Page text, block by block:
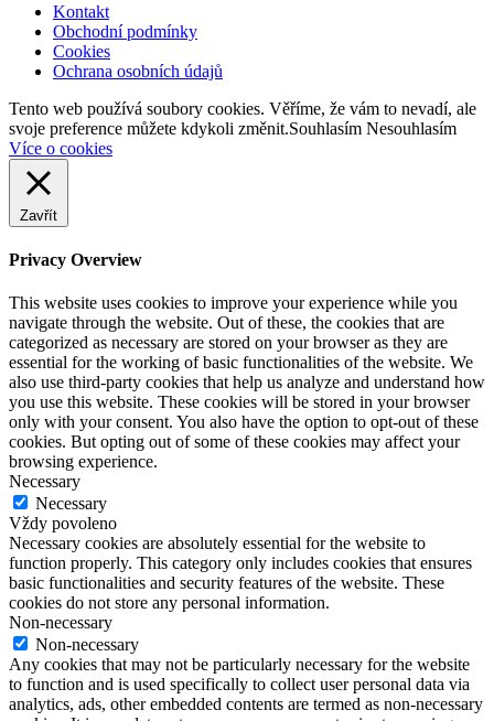
Kontakt
Obchodní podmínky
Cookies
Ochrana osobních údajů
Back
to
top
Tento web používá soubory cookies. Věříme, že vám to nevadí, ale
svoje preference můžete kdykoli změnit.Souhlasím Nesouhlasím
Více o cookies
Zavřít
Privacy Overview
This website uses cookies to improve your experience while you
navigate through the website. Out of these, the cookies that are
categorized as necessary are stored on your browser as they are
essential for the working of basic functionalities of the website. We
also use third-party cookies that help us analyze and understand how
you use this website. These cookies will be stored in your browser
only with your consent. You also have the option to opt-out of these
cookies. But opting out of some of these cookies may affect your
browsing experience.
Necessary
Necessary
Vždy povoleno
Necessary cookies are absolutely essential for the website to
function properly. This category only includes cookies that ensures
basic functionalities and security features of the website. These
cookies do not store any personal information.
Non-necessary
Non-necessary
Any cookies that may not be particularly necessary for the website
to function and is used specifically to collect user personal data via
analytics, ads, other embedded contents are termed as non-necessary